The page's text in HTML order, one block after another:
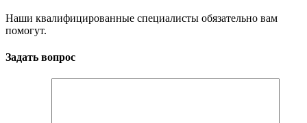
Наши квалифицированные специалисты обязательно вам
помогут.
Задать вопрос